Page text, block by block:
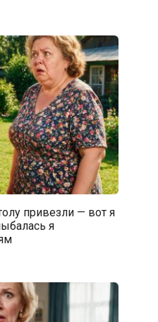
привезли — вот я
я